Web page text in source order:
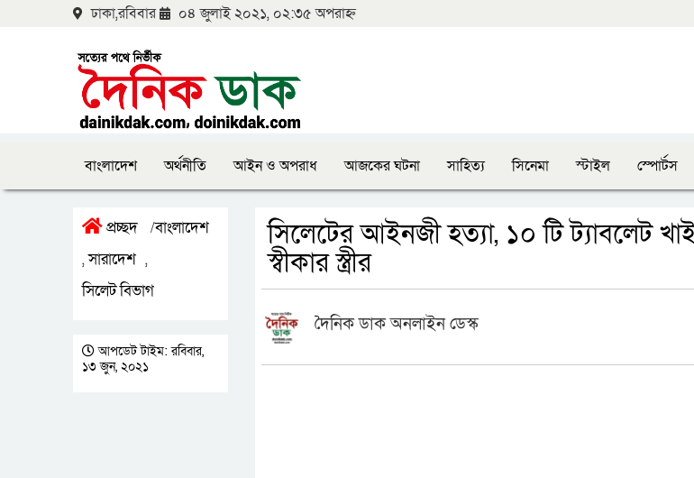
ঢাকা,রবিবার ০৪ জুলাই ২০২১, ০২:৩৫ অপরাহ্ন
বাংলাদেশ অর্থনীতি আইন ও অপরাধ আজকের ঘটনা সাহিত্য সিনেমা স্টাইল স্পোর্টস
প্রচ্ছদ /বাংলাদেশ
,সারাদেশ ,
সিলেট বিভাগ
আপডেট টাইম: রবিবার,
১৩ জুন, ২০২১
সিলেটের আইনজী হত্যা, ১০ টি ট্যাবলেট
স্বীকার স্ত্রীর
দৈনিক ডাক অনলাইন ডেস্ক